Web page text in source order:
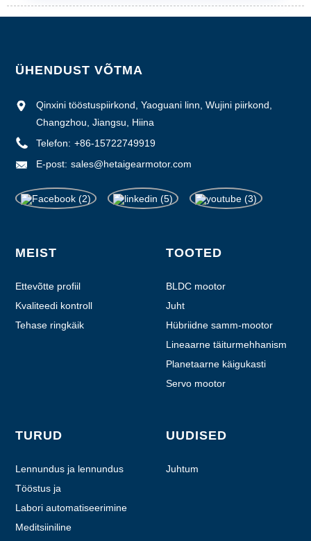
ÜHENDUST VÕTMA
Qinxini tööstuspiirkond, Yaoguani linn, Wujini piirkond,
Changzhou, Jiangsu, Hiina
Telefon: +86-15722749919
E-post: sales@hetaigearmotor.com
MEIST
Ettevõtte profiil
Kvaliteedi kontroll
Tehase ringkäik
TOOTED
BLDC mootor
Juht
Hübriidne samm-mootor
Lineaarne täiturmehhanism
Planetaarne käigukasti
mootor
Servo mootor
TURUD
Lennundus ja lennundus
Tööstus ja
automatiseerimine
Labori automatiseerimine
Meditsiiniline
UUDISED
Juhtum